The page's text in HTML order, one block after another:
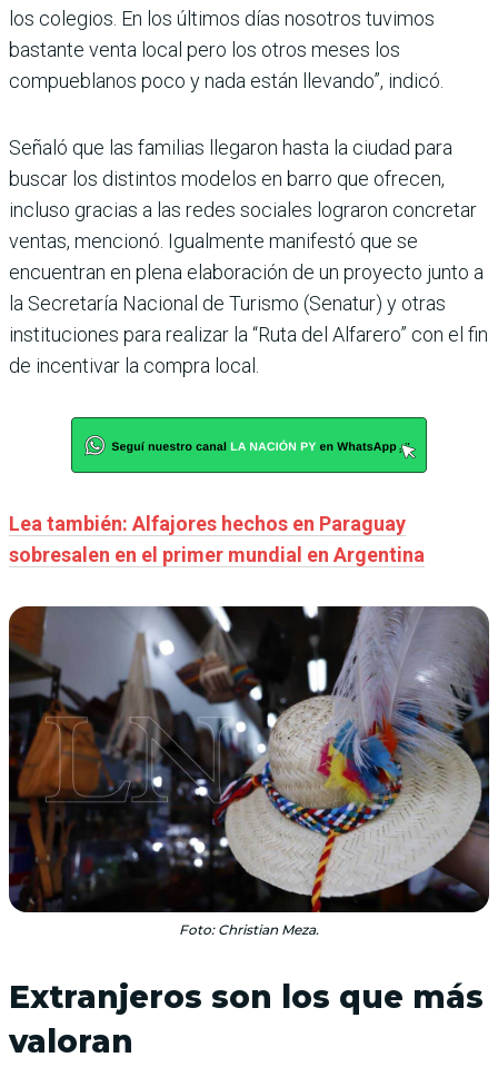
los colegios. En los últimos días nosotros tuvimos
bastante venta local pero los otros meses los
compueblanos poco y nada están llevando”, indicó.
Señaló que las familias llegaron hasta la ciudad para
buscar los distintos modelos en barro que ofrecen,
incluso gracias a las redes sociales lograron concretar
ventas, mencionó. Igualmente manifestó que se
encuentran en plena elaboración de un proyecto junto a
la Secretaría Nacional de Turismo (Senatur) y otras
instituciones para realizar la “Ruta del Alfarero” con el fin
de incentivar la compra local.
Lea también: Alfajores hechos en Paraguay
sobresalen en el primer mundial en Argentina
Foto: Christian Meza.
Extranjeros son los que más
valoran